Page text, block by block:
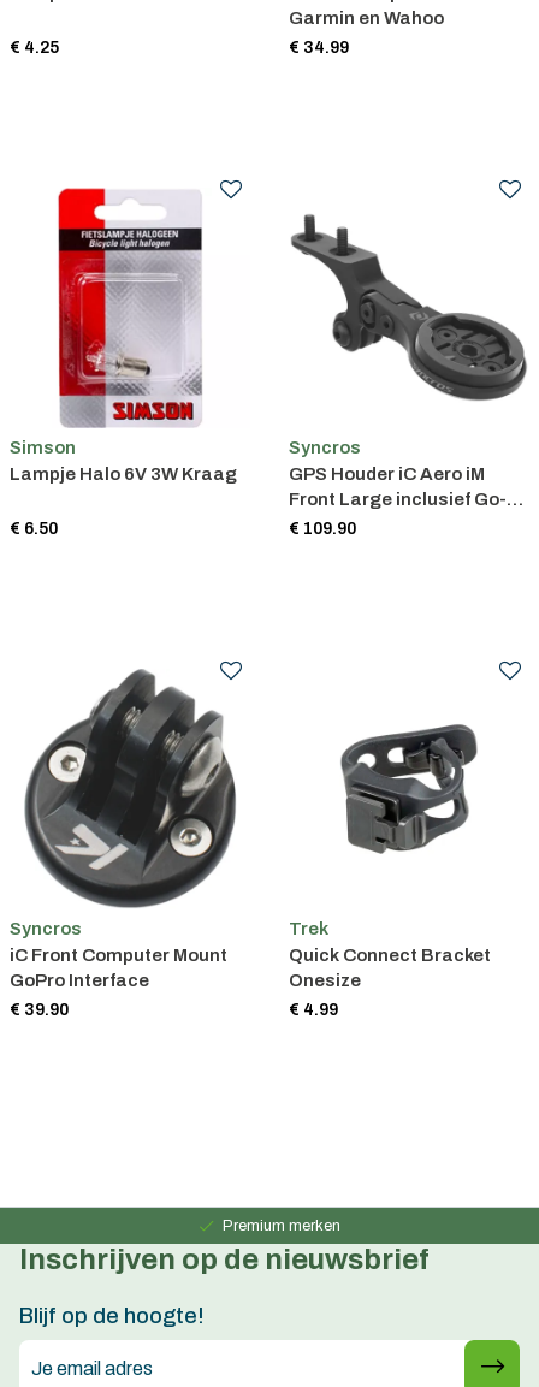
€ 4.25
Garmin en Wahoo
€ 34.99
Simson
Lampje Halo 6V 3W Kraag
€ 6.50
Syncros
GPS Houder iC Aero iM
Front Large inclusief Go-
Pro mogelijkheid
€ 109.90
Syncros
iC Front Computer Mount
GoPro Interface
€ 39.90
Trek
Quick Connect Bracket
Onesize
€ 4.99
Premium merken
Persoonlijk advies
Inschrijven op de nieuwsbrief
Blijf op de hoogte!